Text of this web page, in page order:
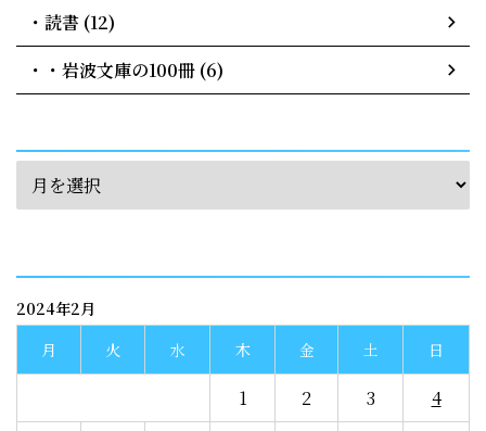
・読書 (12)
・・岩波文庫の100冊 (6)
2024年2月
月
火 水 木 金 土 日
1 2 3
4